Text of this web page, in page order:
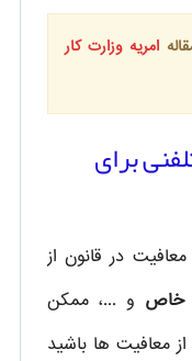
امریه وزارت کار
برای
در قانون از
خاص و ...، ممکن
معافیت ها باشید